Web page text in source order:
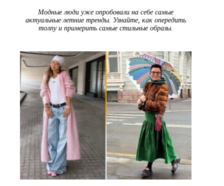
Модные люди уже опробовали на себе самые
актуальные летние тренды. Узнайте, как опередить
толпу и примерить самые стильные образы.